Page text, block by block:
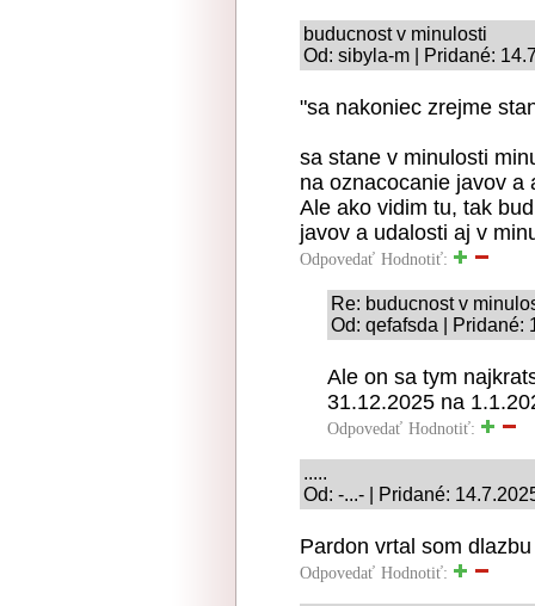
buducnost v minulosti
Od: sibyla-m | Pridané:
"sa nakoniec zrejme
sa stane v minulosti
na oznacocanie javov a
Ale ako vidim tu, tak
javov a udalosti aj v
Odpovedať Hodnotiť:
Re: buducnost v
Od: qefafsda | Pridané:
Ale on sa tym
31.12.2025 na
Odpovedať Hodnotiť:
.....
Od: -...- | Pridané:
Pardon vrtal som
Odpovedať Hodnotiť: